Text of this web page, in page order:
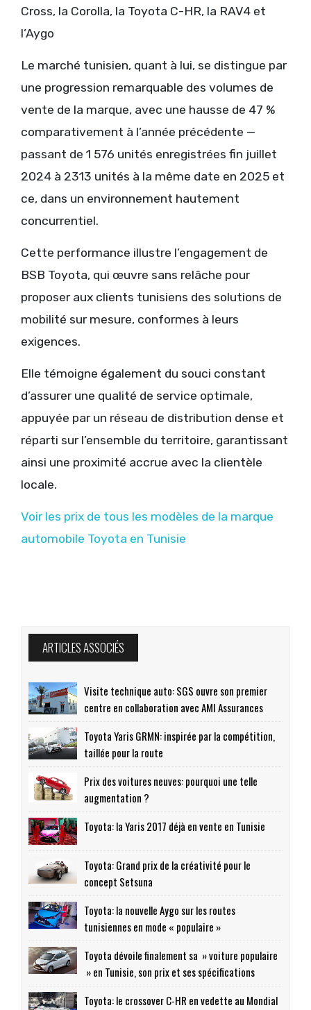
Cross, la Corolla, la Toyota C-HR, la RAV4 et
l’Aygo
Le marché tunisien, quant à lui, se distingue par
une progression remarquable des volumes de
vente de la marque, avec une hausse de 47 %
comparativement à l’année précédente —
passant de 1 576 unités enregistrées fin juillet
2024 à 2313 unités à la même date en 2025 et
ce, dans un environnement hautement
concurrentiel.
Cette performance illustre l’engagement de
BSB Toyota, qui œuvre sans relâche pour
proposer aux clients tunisiens des solutions de
mobilité sur mesure, conformes à leurs
exigences.
Elle témoigne également du souci constant
d’assurer une qualité de service optimale,
appuyée par un réseau de distribution dense et
réparti sur l’ensemble du territoire, garantissant
ainsi une proximité accrue avec la clientèle
locale.
Voir les prix de tous les modèles de la marque
automobile Toyota en Tunisie
ARTICLES ASSOCIÉS
Visite technique auto: SGS ouvre son premier
centre en collaboration avec AMI Assurances
Toyota Yaris GRMN: inspirée par la compétition,
taillée pour la route
Prix des voitures neuves: pourquoi une telle
augmentation ?
Toyota: la Yaris 2017 déjà en vente en Tunisie
Toyota: Grand prix de la créativité pour le
concept Setsuna
Toyota: la nouvelle Aygo sur les routes
tunisiennes en mode « populaire »
Toyota dévoile finalement sa » voiture populaire
» en Tunisie, son prix et ses spécifications
Toyota: le crossover C-HR en vedette au Mondial